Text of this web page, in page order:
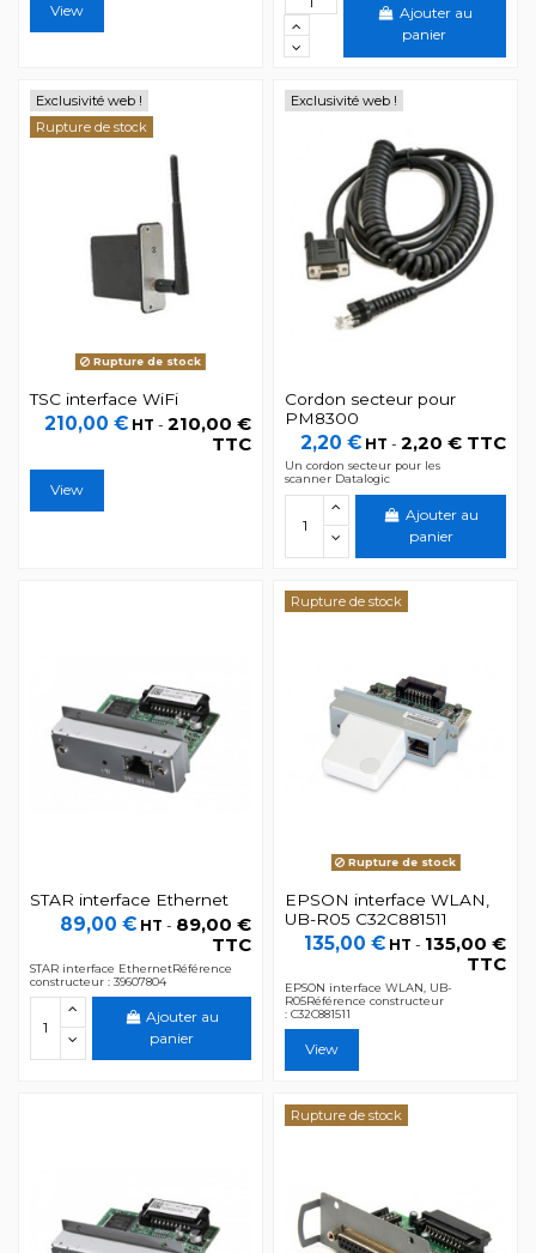
View
Ajouter au
panier
Exclusivité web !
Rupture de stock
Rupture de stock
TSC interface WiFi
210,00 € HT -210,00 €
TTC
View
Exclusivité web !
Cordon secteur pour
PM8300
2,20 € HT -2,20 € TTC
Un cordon secteur pour les
scanner Datalogic
Ajouter au
panier
STAR interface Ethernet
89,00 € HT - 89,00 €
TTC
STAR interface EthernetRéférence
constructeur : 39607804
Ajouter au
panier
Rupture de stock
Rupture de stock
EPSON interface WLAN,
UB-R05 C32C881511
135,00 € HT - 135,00 €
TTC
EPSON interface WLAN, UB-
R05Référence constructeur
: C32C881511
View
Rupture de stock